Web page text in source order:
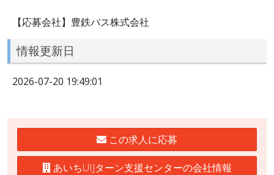
【応募会社】豊鉄バス株式会社
情報更新日
2026-07-20 19:49:01
この求人に応募
あいちUIJターン支援センターの会社情報